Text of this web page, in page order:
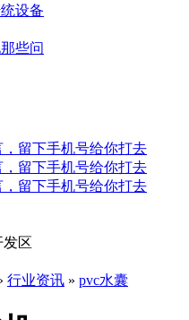
设备
些问
区
行业资讯 » pvc水囊